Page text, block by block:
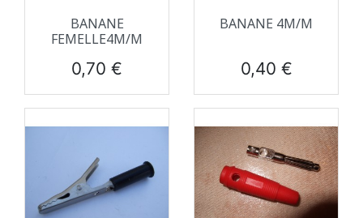
BANANE
FEMELLE4M/M
Prix
0,70 €
BANANE 4M/M
Prix
0,40 €